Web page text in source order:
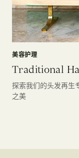
美容护理
Traditional
探索我们的头发再生
之美